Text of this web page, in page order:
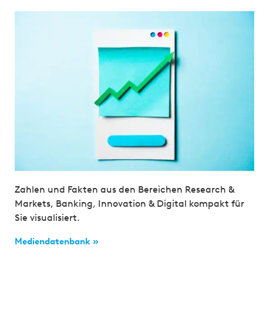
Zahlen und Fakten aus den Bereichen Research &
Markets, Banking, Innovation & Digital kompakt für
Sie visualisiert.
Mediendatenbank »